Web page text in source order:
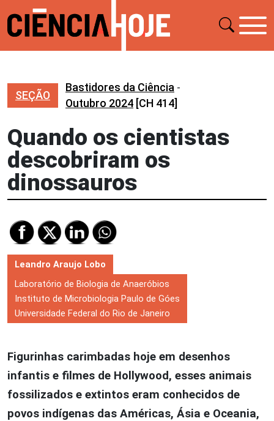
SEÇÃO
Bastidores da Ciência -
Outubro 2024 [CH 414]
Quando os cientistas
descobriram os
dinossauros
Leandro Araujo Lobo
Laboratório de Biologia de Anaeróbios
Instituto de Microbiologia Paulo de Góes
Universidade Federal do Rio de Janeiro
Figurinhas carimbadas hoje em desenhos
infantis e filmes de Hollywood, esses animais
fossilizados e extintos eram conhecidos de
povos indígenas das Américas, Ásia e Oceania,